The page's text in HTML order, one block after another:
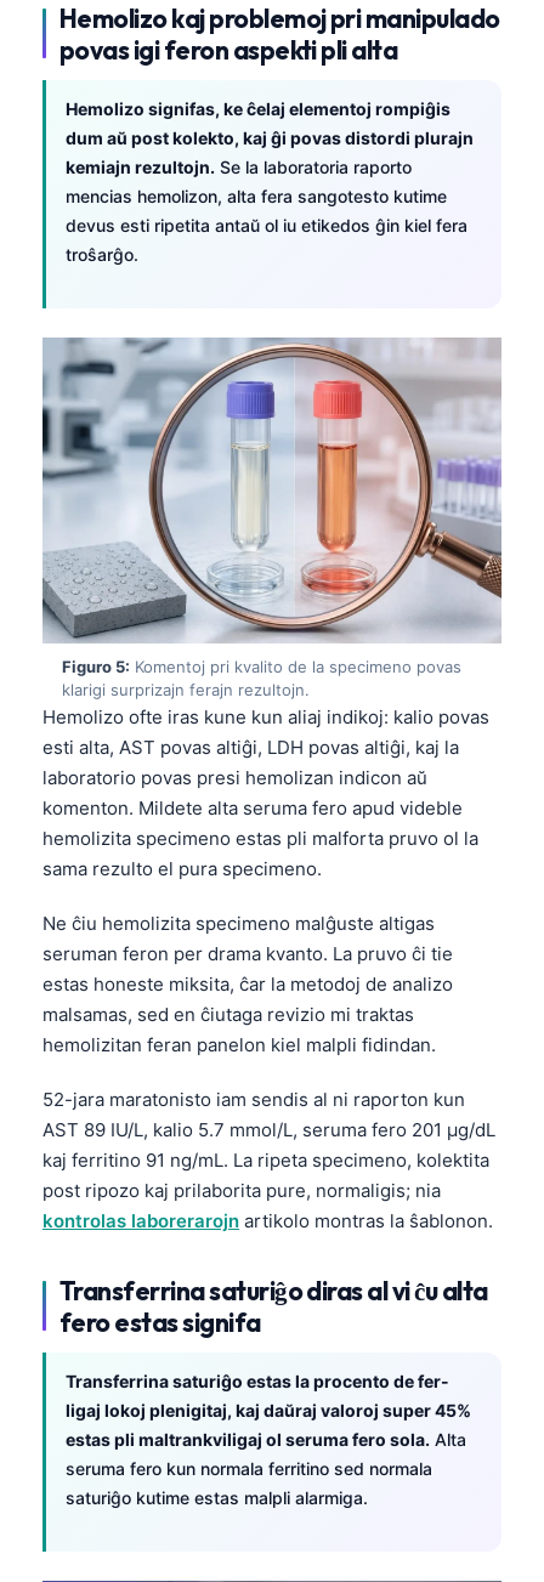
Hemolizo kaj problemoj pri manipulado
povas igi feron aspekti pli alta
Hemolizo signifas, ke ĉelaj elementoj rompiĝis
dum aŭ post kolekto, kaj ĝi povas distordi plurajn
kemiajn rezultojn. Se la laboratoria raporto
mencias hemolizon, alta fera sangotesto kutime
devus esti ripetita antaŭ ol iu etikedos ĝin kiel fera
troŝarĝo.
Figuro 5: Komentoj pri kvalito de la specimeno povas
klarigi surprizajn ferajn rezultojn.
Hemolizo ofte iras kune kun aliaj indikoj: kalio povas
esti alta, AST povas altiĝi, LDH povas altiĝi, kaj la
laboratorio povas presi hemolizan indicon aŭ
komenton. Mildete alta seruma fero apud videble
hemolizita specimeno estas pli malforta pruvo ol la
sama rezulto el pura specimeno.
Ne ĉiu hemolizita specimeno malĝuste altigas
seruman feron per drama kvanto. La pruvo ĉi tie
estas honeste miksita, ĉar la metodoj de analizo
malsamas, sed en ĉiutaga revizio mi traktas
hemolizitan feran panelon kiel malpli fidindan.
52-jara maratonisto iam sendis al ni raporton kun
AST 89 IU/L, kalio 5.7 mmol/L, seruma fero 201 µg/dL
kaj ferritino 91 ng/mL. La ripeta specimeno, kolektita
post ripozo kaj prilaborita pure, normaligis; nia
kontrolas laborerarojn artikolo montras la ŝablonon.
Transferrina saturiĝo diras al vi ĉu alta
fero estas signifa
Transferrina saturiĝo estas la procento de fer-
ligaj lokoj plenigitaj, kaj daŭraj valoroj super 45%
estas pli maltrankviligaj ol seruma fero sola. Alta
seruma fero kun normala ferritino sed normala
saturiĝo kutime estas malpli alarmiga.